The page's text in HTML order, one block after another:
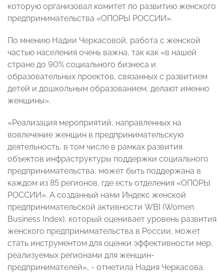
которую организовал комитет по развитию женского
предпринимательства «ОПОРЫ РОССИИ».
По мнению Надии Черкасовой, работа с женской
частью населения очень важна, так как «в нашей
стране до 90% социального бизнеса и
образовательных проектов, связанных с развитием
детей и дошкольным образованием, делают именно
женщины».
«Реализация мероприятий, направленных на
вовлечение женщин в предпринимательскую
деятельность, в том числе в рамках развития
объектов инфраструктуры поддержки социального
предпринимательства, может быть поддержана в
каждом из 85 регионов, где есть отделения «ОПОРЫ
РОССИИ». А созданный нами Индекс женской
предпринимательской активности WBI (Women
Business Index), который оценивает уровень развития
женского предпринимательства в России, может
стать инструментом для оценки эффективности мер,
реализуемых регионами для женщин-
предпринимателей», - отметила Надия Черкасова.